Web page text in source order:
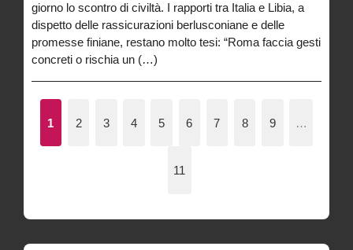
giorno lo scontro di civiltà. I rapporti tra Italia e Libia, a
dispetto delle rassicurazioni berlusconiane e delle
promesse finiane, restano molto tesi: “Roma faccia gesti
concreti o rischia un (…)
1 2 3 4 5 6 7 8 9 …
11